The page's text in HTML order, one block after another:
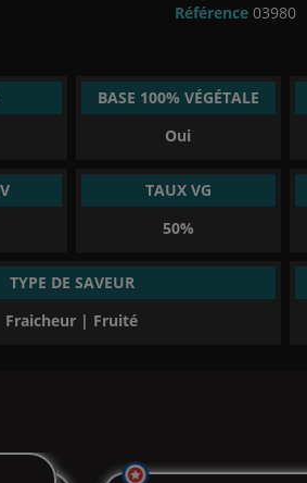
Référence 03980
BASE 100% VÉGÉTALE
Oui
TAUX VG
50%
TYPE DE SAVEUR
Fraicheur | Fruité